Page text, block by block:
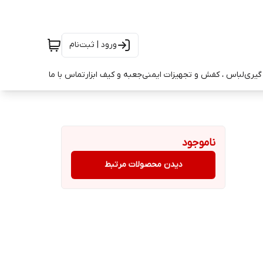
ورود | ثبت‌نام
گیریلباس ، کفش و تجهیزات ایمنیجعبه و کیف ابزارتماس با ما
ناموجود
دیدن محصولات مرتبط